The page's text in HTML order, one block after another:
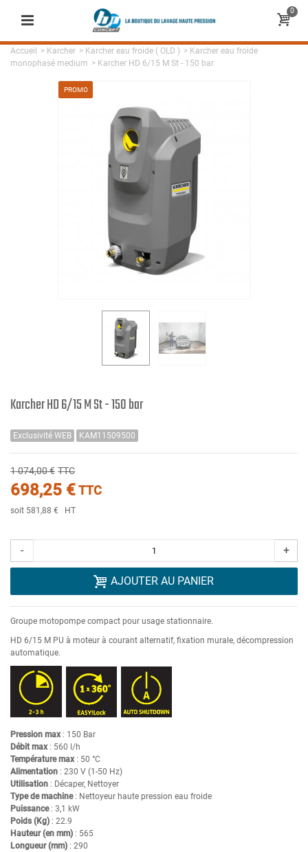
0
Accueil > Karcher > Karcher eau froide ( OLD ) > Karcher eau froide
monophasé medium > Karcher HD 6/15 M St - 150 bar
PROMO
Karcher HD 6/15 M St - 150 bar
Exclusivité WEB KAM11509500
1 074,00 € TTC
698,25 €TTC
soit 581,88 € HT
- +
AJOUTER AU PANIER
Groupe motopompe compact pour usage stationnaire.
HD 6/15 M PU à moteur à courant alternatif, fixation murale, décompression
automatique.
Pression max: 150 Bar
Débit max: 560 l/h
Température max: 50 °C
Alimentation : 230 V (1-50 Hz)
Utilisation : Décaper, Nettoyer
Type de machine: Nettoyeur haute pression eau froide
Puissance: 3,1 kW
Poids (Kg) : 22.9
Hauteur (en mm) : 565
Longueur (mm) : 290